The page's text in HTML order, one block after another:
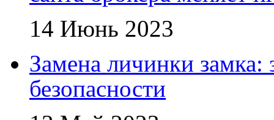
14 Июнь 2023
Замена личинки замка:
безопасности